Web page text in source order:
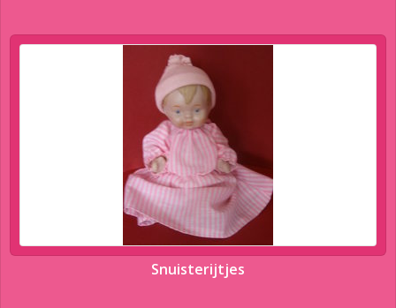
Snuisterijtjes